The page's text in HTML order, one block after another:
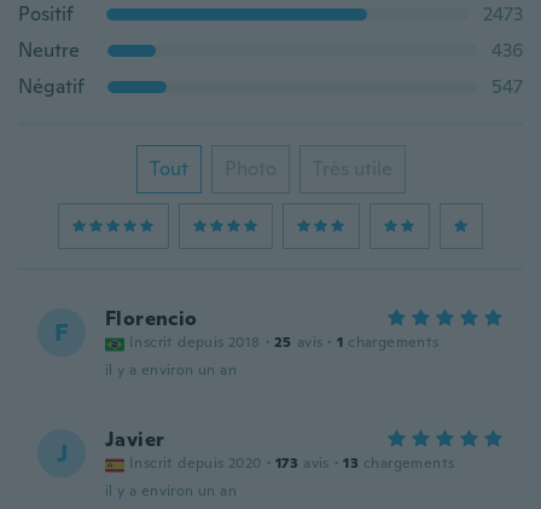
Positif
2473
Neutre
436
Négatif
547
Tout Photo Très utile
F Florencio
Inscrit depuis 2018 · 25 avis · 1 chargements
il y a environ un an
J Javier
Inscrit depuis 2020 · 173 avis · 13 chargements
il y a environ un an